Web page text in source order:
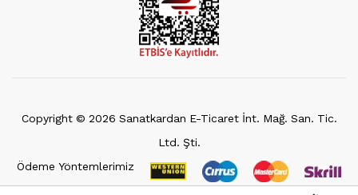
Copyright © 2026 Sanatkardan E-Ticaret İnt. Mağ. San. Tic.
Ltd. Şti.
Ödeme Yöntemlerimiz